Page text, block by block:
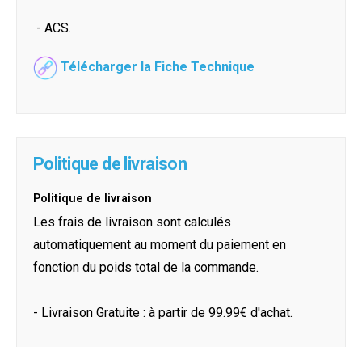
- ACS.
Télécharger la Fiche Technique
Politique de livraison
Politique de livraison
Les frais de livraison sont calculés
automatiquement au moment du paiement en
fonction du poids total de la commande.
- Livraison Gratuite : à partir de 99.99€ d'achat.